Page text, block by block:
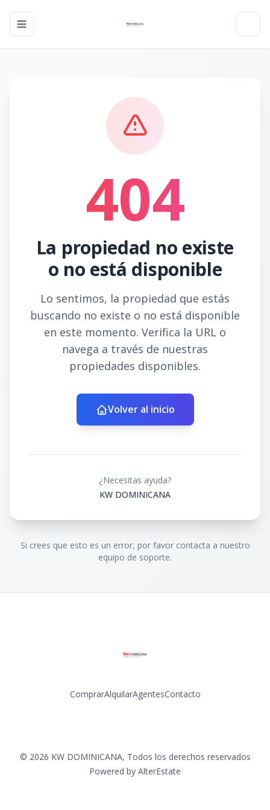
Toggle navigation menu
404
La propiedad no existe
o no está disponible
Lo sentimos, la propiedad que estás
buscando no existe o no está disponible
en este momento. Verifica la URL o
navega a través de nuestras
propiedades disponibles.
Volver al inicio
¿Necesitas ayuda?
KW DOMINICANA
Si crees que esto es un error, por favor contacta a nuestro
equipo de soporte.
ComprarAlquilarAgentesContacto
© 2026 KW DOMINICANA, Todos los derechos reservados
Powered by AlterEstate